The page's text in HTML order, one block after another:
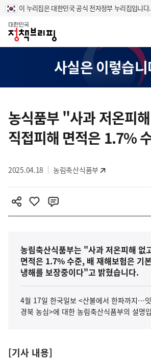
이 누리집은 대한민국 공식 전자정부 누리집입니다.
홈
사실은 이렇습
텐
츠
영
농식품부 "사과 저온피
직접피해 면적은 1.7%
2025.04.18 농림축산식품부
농림축산식품부는 "사과 저온피해 없
면적은 1.7% 수준, 배 재해보험은 기
냉해를 보장중이다"고 밝혔습니다.
4월 17일 한국일보 <산불에서 한파까지…
경북 농심>에 대한 농림축산식품부의 설명
[기사 내용]